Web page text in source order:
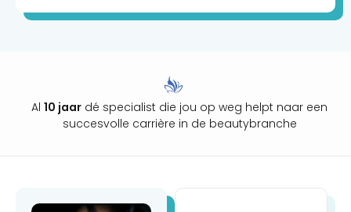
Al 10 jaar dé specialist die jou op weg helpt naar een
succesvolle carrière in de beautybranche